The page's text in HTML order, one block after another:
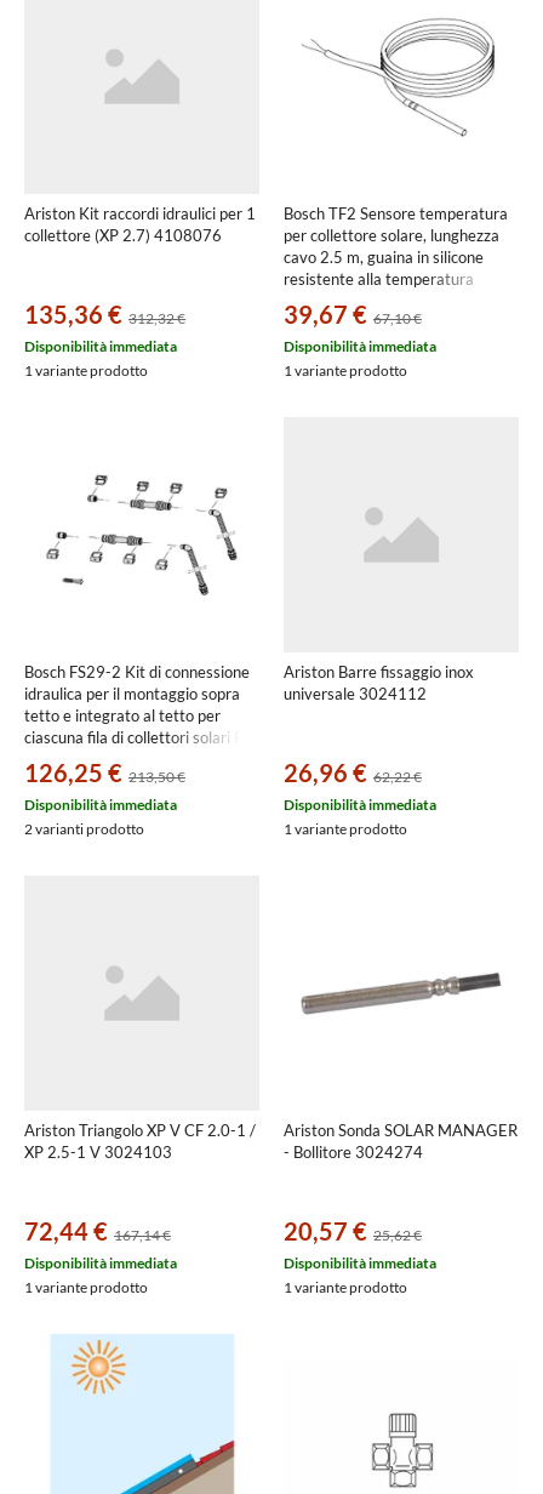
Ariston Kit raccordi idraulici per 1
collettore (XP 2.7) 4108076
135,36 € 312,32 €
Disponibilità immediata
1 variante prodotto
Bosch TF2 Sensore temperatura
per collettore solare, lunghezza
cavo 2.5 m, guaina in silicone
resistente alla temperatura
39,67 € 67,10 €
Disponibilità immediata
1 variante prodotto
Bosch FS29-2 Kit di connessione
idraulica per il montaggio sopra
tetto e integrato al tetto per
ciascuna fila di collettori solari FT
cada tubo 7735600344
126,25 € 213,50 €
Disponibilità immediata
2 varianti prodotto
Ariston Barre fissaggio inox
universale 3024112
26,96 € 62,22 €
Disponibilità immediata
1 variante prodotto
Ariston Triangolo XP V CF 2.0-1 /
XP 2.5-1 V 3024103
72,44 € 167,14 €
Disponibilità immediata
1 variante prodotto
Ariston Sonda SOLAR MANAGER
- Bollitore 3024274
20,57 € 25,62 €
Disponibilità immediata
1 variante prodotto